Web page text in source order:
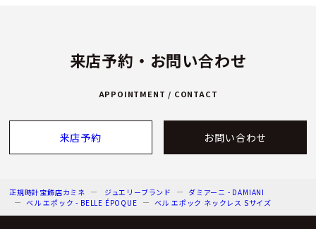
来店予約・お問い合わせ
APPOINTMENT / CONTACT
来店予約 お問い合わせ
正規時計宝飾店カミネ ジュエリーブランド
ダミアーニ - DAMIANI
ベル エポック - BELLE ÉPOQUE
ベル エポック ネックレス Sサイズ